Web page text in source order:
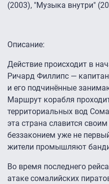
(2003), "Музыка внутри"
Описание:
Действие происходит в
Ричард Филлипс —
и его подчинённые
Маршрут корабля
территориальных вод
эта страна славится
беззаконием уже не
жители промышляют
Во время последнего
атаке сомалийских